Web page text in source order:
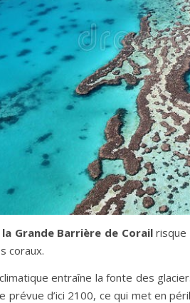
la Grande Barrière de Corailrisque
coraux.
entraîne la fonte des
prévue d’ici 2100, ce qui met en